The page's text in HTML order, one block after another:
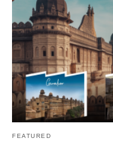
FEATURED